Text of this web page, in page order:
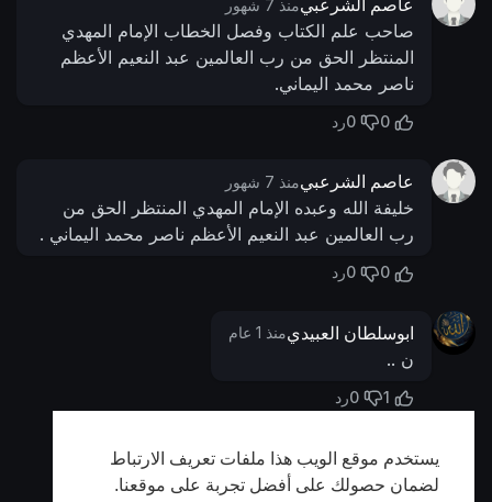
يستخدم موقع الويب هذا ملفات تعريف الارتباط
لضمان حصولك على أفضل تجربة على موقعنا.
عاصم الشرعبيمنذ 7 شهور
صاحب علم الكتاب وفصل الخطاب الإمام المهدي
المنتظر الحق من رب العالمين عبد النعيم الأعظم
ناصر محمد اليماني.
0
0رد
عاصم الشرعبيمنذ 7 شهور
خليفة الله وعبده الإمام المهدي المنتظر الحق من
رب العالمين عبد النعيم الأعظم ناصر محمد اليماني .
0
0رد
ابوسلطان العبيديمنذ 1 عام
ن ..
1
0رد
أظهر المزيد